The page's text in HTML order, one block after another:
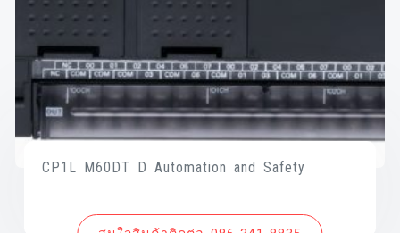
CP1L M60DT D Automation and Safety